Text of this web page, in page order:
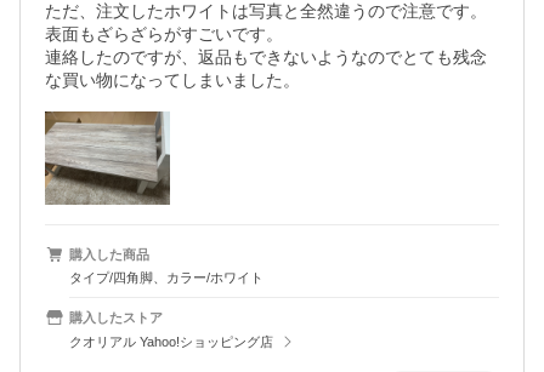
ただ、注文したホワイトは写真と全然違うので注意です。
表面もざらざらがすごいです。
連絡したのですが、返品もできないようなのでとても残念
な買い物になってしまいました。
購入した商品
タイプ/四角脚、カラー/ホワイト
購入したストア
クオリアル Yahoo!ショッピング店